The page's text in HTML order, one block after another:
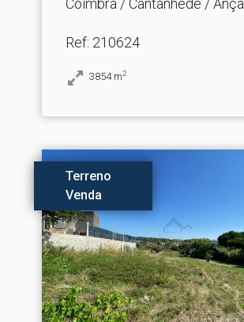
Coimbra / Cantanhede / Ançã
Ref: 210624
3854 m2
Terreno
Venda